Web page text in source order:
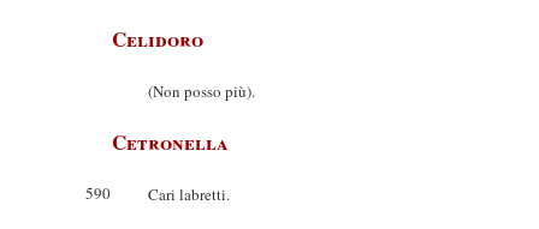
Celidoro
(Non posso più).
Cetronella
590 Cari labretti.